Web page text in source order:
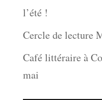
l’été !
Cercle de lecture
Café littéraire à
mai